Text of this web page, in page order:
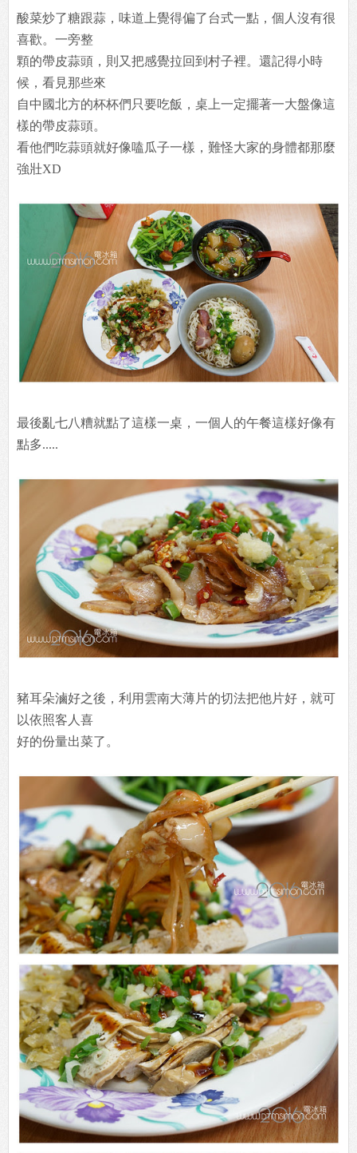
酸菜炒了糖跟蒜，味道上覺得偏了台式一點，個人沒有很
喜歡。一旁整
顆的帶皮蒜頭，則又把感覺拉回到村子裡。還記得小時
候，看見那些來
自中國北方的杯杯們只要吃飯，桌上一定擺著一大盤像這
樣的帶皮蒜頭。
看他們吃蒜頭就好像嗑瓜子一樣，難怪大家的身體都那麼
強壯XD
最後亂七八糟就點了這樣一桌，一個人的午餐這樣好像有
點多.....
豬耳朵滷好之後，利用雲南大薄片的切法把他片好，就可
以依照客人喜
好的份量出菜了。